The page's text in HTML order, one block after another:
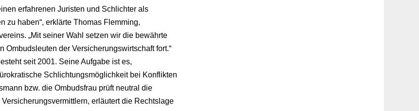
erfahrenen Juristen und Schlichter als
zu haben“, erklärte Thomas Flemming,
„Mit seiner Wahl setzen wir die bewährte
der Versicherungswirtschaft fort.“
seit 2001. Seine Aufgabe ist es,
Schlichtungsmöglichkeit bei Konflikten
bzw. die Ombudsfrau prüft neutral die
erläutert die Rechtslage